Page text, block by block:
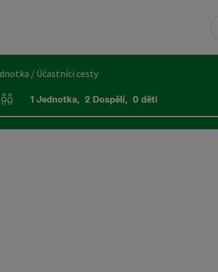
Jednotka / Účastníci cesty
Počet jednotek a polí pro osoby
1 Jednotka, 2 Dospělí, 0 děti